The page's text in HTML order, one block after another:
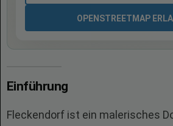
OPENSTREETMAP
Einführung
Fleckendorf ist ein malerisches